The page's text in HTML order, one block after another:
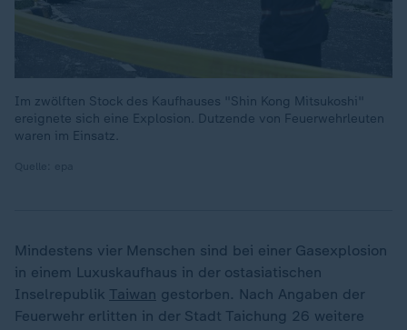
Im zwölften Stock des Kaufhauses "Shin Kong Mitsukoshi"
ereignete sich eine Explosion. Dutzende von Feuerwehrleuten
waren im Einsatz.
Mindestens vier Menschen sind bei einer Gasexplosion
in einem Luxuskaufhaus in der ostasiatischen
Inselrepublik Taiwan gestorben. Nach Angaben der
Feuerwehr erlitten in der Stadt Taichung 26 weitere